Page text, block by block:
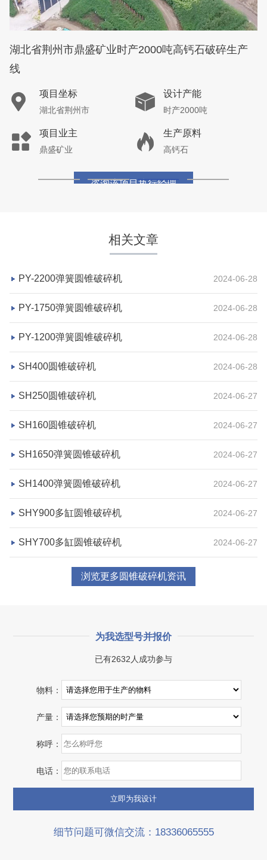
湖北省荆州市鼎盛矿业时产2000吨高钙石破碎生产
线
项目坐标
湖北省荆州市
设计产能
时产2000吨
项目业主
鼎盛矿业
生产原料
高钙石
咨询该项目执行经理
湖北省宜昌市砂石集并日产一万吨砂石料生产线
项目坐标
项目业主
咨询该项目执行经理
相关文章
PY-2200弹簧圆锥破碎机 2024-06-28
PY-1750弹簧圆锥破碎机 2024-06-28
PY-1200弹簧圆锥破碎机 2024-06-28
SH400圆锥破碎机 2024-06-28
SH250圆锥破碎机 2024-06-27
SH160圆锥破碎机 2024-06-27
SH1650弹簧圆锥破碎机 2024-06-27
SH1400弹簧圆锥破碎机 2024-06-27
SHY900多缸圆锥破碎机 2024-06-27
SHY700多缸圆锥破碎机 2024-06-27
浏览更多圆锥破碎机资讯
为我选型号并报价
已有2632人成功参与
物料：
产量：
称呼：
电话：
细节问题可微信交流：18336065555